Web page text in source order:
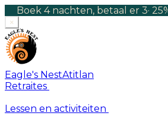
Boek 4 nachten, betaal er 3·
×
Eagle's NestAtitlan
Retraites
Lessen en activiteiten